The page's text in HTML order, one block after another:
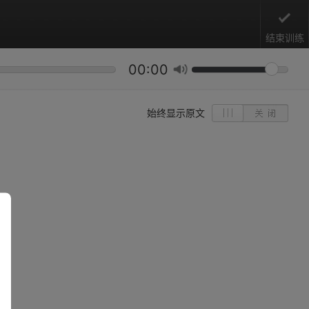
结束训练
00:00
始终显示原文